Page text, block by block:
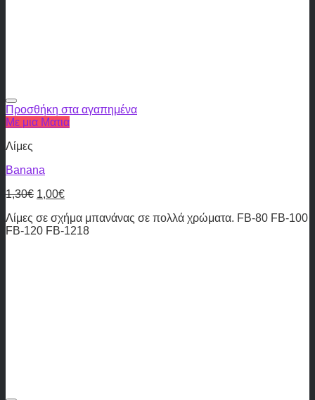
Προσθήκη στα αγαπημένα
Με μια Ματια
Λίμες
Banana
1,30€ 1,00€
Λίμες σε σχήμα μπανάνας σε πολλά χρώματα. FB-80 FB-100
FB-120 FB-1218